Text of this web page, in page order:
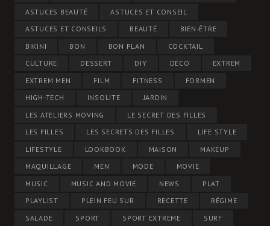
ASTUCES BEAUTÉ
ASTUCES ET CONSEIL
ASTUCES ET CONSEILS
BEAUTÉ
BIEN-ÊTRE
BIKINI
BON BON PLAN
COCKTAIL
CULTURE
DESSERT DIY DÉCO
EXTREM
EXTREM MEN
FILM FITNESS
FORMEN
HIGH-TECH
INSOLITE
JARDIN
LES ATELIERS MOVING
LE SECRET DES FILLES
LES FILLES
LES SECRETS DES FILLES
LIFE STYLE
LIFESTYLE
LOOKBOOK MAISON
MAKEUP
MAQUILLAGE
MEN MODE
MOVIE
MUSIC
MUSIC AND MOVIE NEWS
PLAT
PLAYLIST
PLEIN FEU SUR RECETTE
RÉGIME
SALADE
SPORT SPORT EXTREME SURF